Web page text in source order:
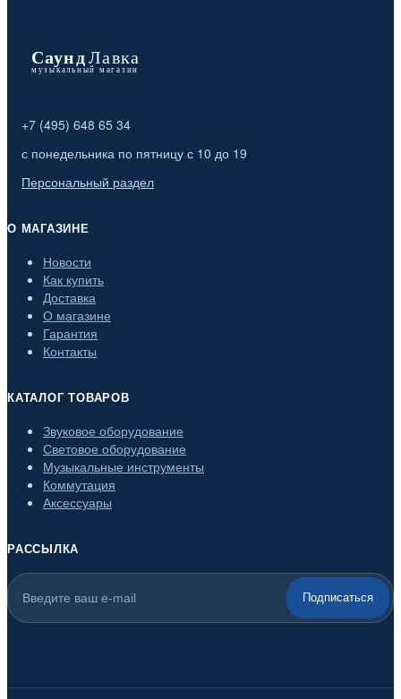
+7 (495) 648 65 34
с понедельника по пятницу с 10 до 19
Персональный раздел
О МАГАЗИНЕ
Новости
Как купить
Доставка
О магазине
Гарантия
Контакты
КАТАЛОГ ТОВАРОВ
Звуковое оборудование
Световое оборудование
Музыкальные инструменты
Коммутация
Аксессуары
РАССЫЛКА
Подписаться